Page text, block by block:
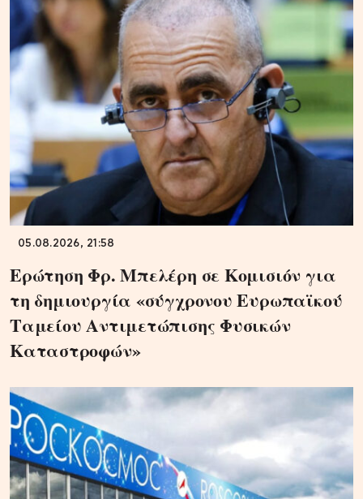
05.08.2026, 21:58
Ερώτηση Φρ. Μπελέρη σε Κομισιόν για
τη δημιουργία «σύγχρονου Ευρωπαϊκού
Ταμείου Αντιμετώπισης Φυσικών
Καταστροφών»